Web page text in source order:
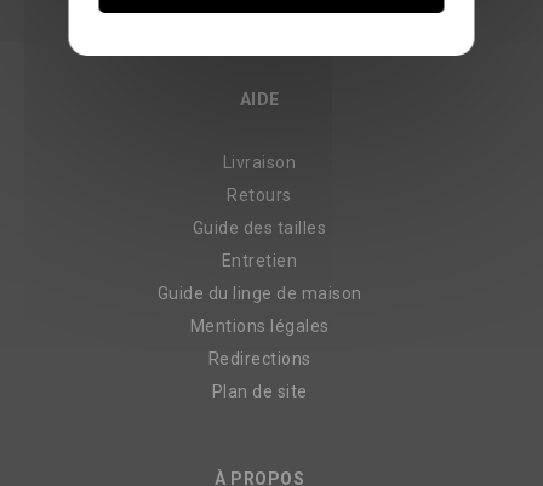
Literie
AIDE
Livraison
Retours
Guide des tailles
Entretien
Guide du linge de maison
Mentions légales
Redirections
Plan de site
À PROPOS